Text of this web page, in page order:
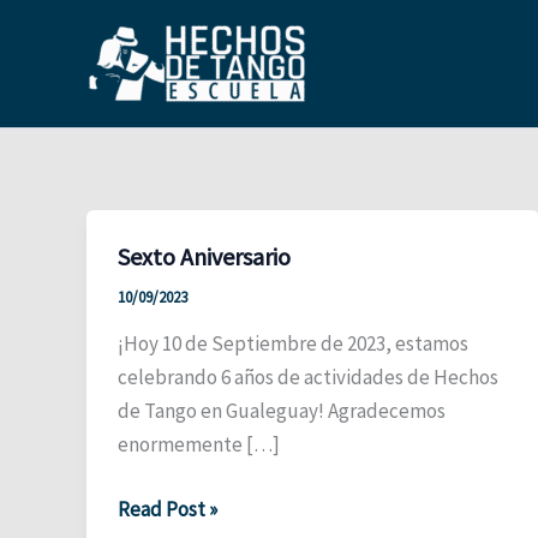
Sexto Aniversario
10/09/2023
¡Hoy 10 de Septiembre de 2023, estamos
celebrando 6 años de actividades de Hechos
de Tango en Gualeguay! Agradecemos
enormemente […]
Sexto
Read Post »